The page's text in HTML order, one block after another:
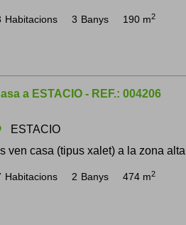
Habitacions 3 Banys 190 m2
a ESTACIO - REF.: 004206
ESTACIO
ven casa (tipus xalet) a la zona
Habitacions 2 Banys 474 m2